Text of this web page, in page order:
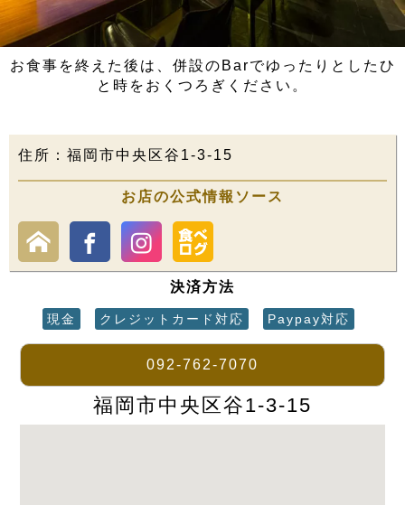
お食事を終えた後は、併設のBarでゆったりとしたひ
と時をおくつろぎください。
住所：福岡市中央区谷1-3-15
お店の公式情報ソース
決済方法
現金 クレジットカード対応 Paypay対応
092-762-7070
福岡市中央区谷1-3-15